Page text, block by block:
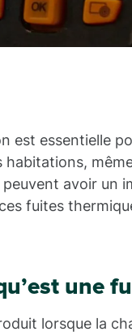
est essentielle
peuvent avoir
fuites
une
lorsque la